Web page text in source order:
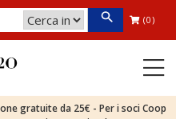
(0)
gratuite da 25€ - Per i soci Coop